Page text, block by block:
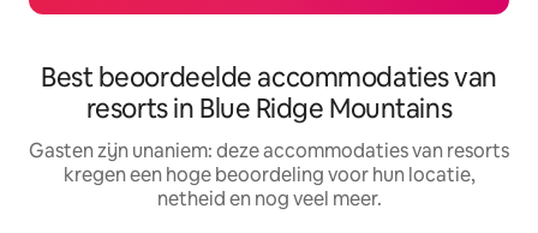
Best beoordeelde accommodaties van
resorts in Blue Ridge Mountains
Gasten zijn unaniem: deze accommodaties van resorts
kregen een hoge beoordeling voor hun locatie,
netheid en nog veel meer.